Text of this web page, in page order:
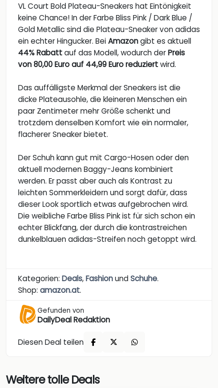
VL Court Bold Plateau-Sneakers hat Eintönigkeit
keine Chance! In der Farbe Bliss Pink / Dark Blue /
Gold Metallic sind die Plateau-Sneaker von adidas
ein echter Hingucker. BeiAmazongibt es aktuell
44% Rabattauf das Modell, wodurch derPreis
von 80,00 Euro auf 44,99 Euro reduziertwird.
Das auffälligste Merkmal der Sneakers ist die
dicke Plateausohle, die kleineren Menschen ein
paar Zentimeter mehr Größe schenkt und
trotzdem denselben Komfort wie ein normaler,
flacherer Sneaker bietet.
Der Schuh kann gut mit Cargo-Hosen oder den
aktuell modernen Baggy-Jeans kombiniert
werden. Er passt aber auch als Kontrast zu
leichten Sommerkleidern und sorgt dafür, dass
dieser Look sportlich etwas aufgebrochen wird.
Die weibliche Farbe Bliss Pink ist für sich schon ein
echter Blickfang, der durch die kontrastreichen
dunkelblauen adidas-Streifen noch getoppt wird.
Kategorien: Deals,FashionundSchuhe.
Shop: amazon.at.
Gefunden von
DailyDeal Redaktion
Diesen Deal teilen
Weitere tolle Deals